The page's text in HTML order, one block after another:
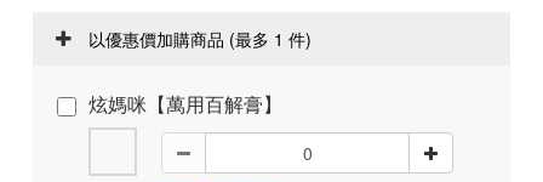
以優惠價加購商品 (最多 1 件)
炫媽咪【萬用百解膏】